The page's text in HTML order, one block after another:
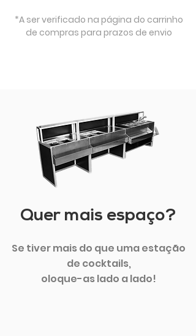
*A ser verificado na página do carrinho
de compras para prazos de envio
Quer mais espaço?
Se tiver mais do que uma estação
de cocktails,
oloque-as lado a lado!